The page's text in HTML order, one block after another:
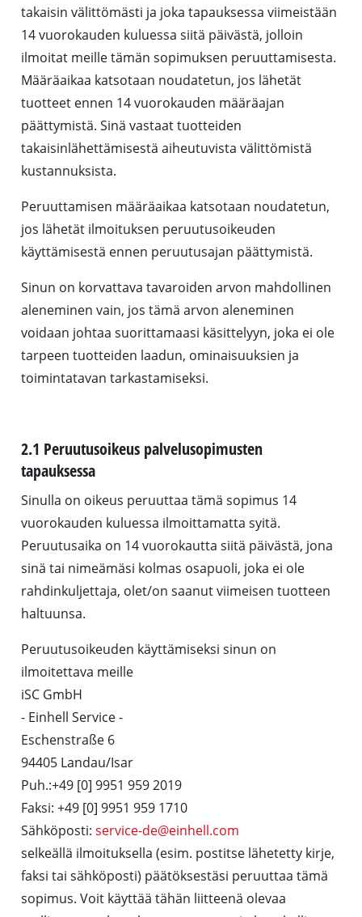
takaisin välittömästi ja joka tapauksessa viimeistään
14 vuorokauden kuluessa siitä päivästä, jolloin
ilmoitat meille tämän sopimuksen peruuttamisesta.
Määräaikaa katsotaan noudatetun, jos lähetät
tuotteet ennen 14 vuorokauden määräajan
päättymistä. Sinä vastaat tuotteiden
takaisinlähettämisestä aiheutuvista välittömistä
kustannuksista.
Peruuttamisen määräaikaa katsotaan noudatetun,
jos lähetät ilmoituksen peruutusoikeuden
käyttämisestä ennen peruutusajan päättymistä.
Sinun on korvattava tavaroiden arvon mahdollinen
aleneminen vain, jos tämä arvon aleneminen
voidaan johtaa suorittamaasi käsittelyyn, joka ei ole
tarpeen tuotteiden laadun, ominaisuuksien ja
toimintatavan tarkastamiseksi.
2.1 Peruutusoikeus palvelusopimusten
tapauksessa
Sinulla on oikeus peruuttaa tämä sopimus 14
vuorokauden kuluessa ilmoittamatta syitä.
Peruutusaika on 14 vuorokautta siitä päivästä, jona
sinä tai nimeämäsi kolmas osapuoli, joka ei ole
rahdinkuljettaja, olet/on saanut viimeisen tuotteen
haltuunsa.
Peruutusoikeuden käyttämiseksi sinun on
ilmoitettava meille
iSC GmbH
- Einhell Service -
Eschenstraße 6
94405 Landau/Isar
Puh.:+49 [0] 9951 959 2019
Faksi: +49 [0] 9951 959 1710
Sähköposti:service-de@einhell.com
selkeällä ilmoituksella (esim. postitse lähetetty kirje,
faksi tai sähköposti) päätöksestäsi peruuttaa tämä
sopimus. Voit käyttää tähän liitteenä olevaa